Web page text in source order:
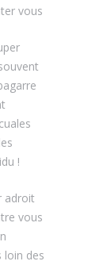
vous
!
adroit
vous
loin des